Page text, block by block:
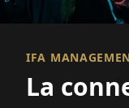
IFA
La